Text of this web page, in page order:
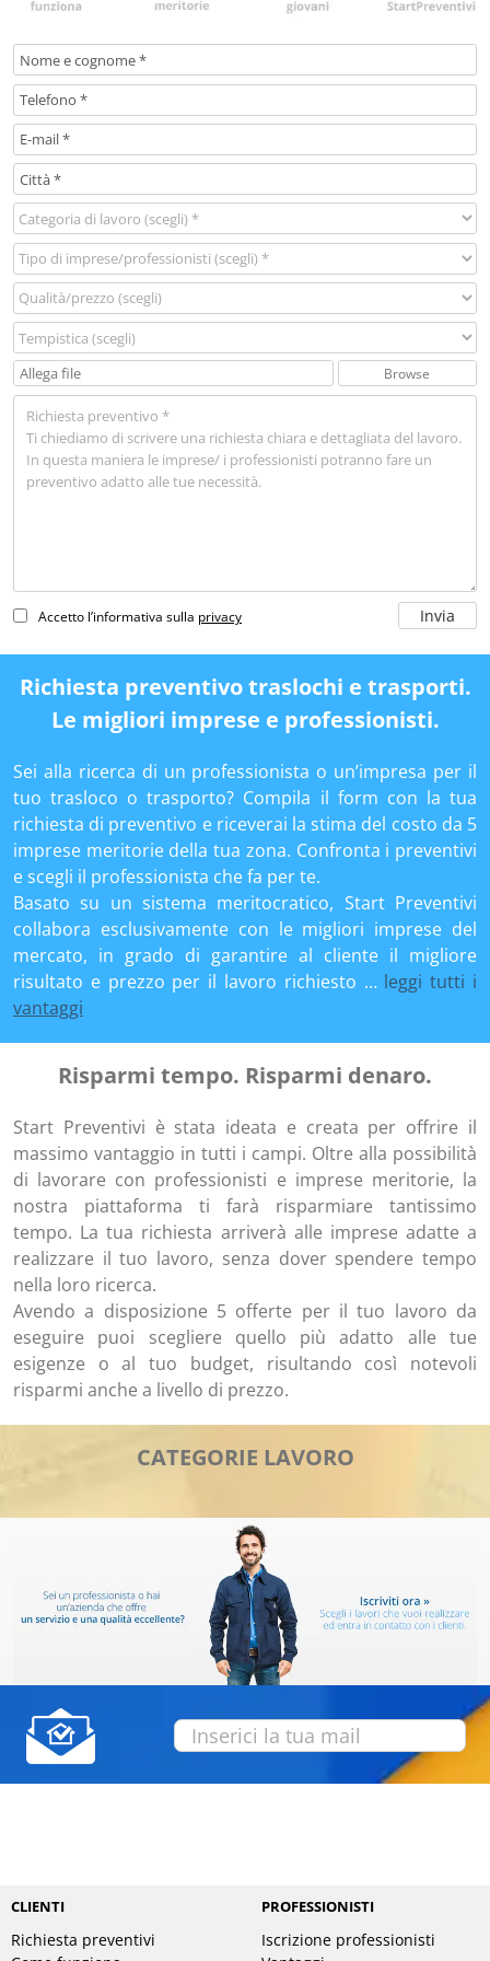
Browse
Accetto l’informativa sulla privacy
Richiesta preventivo traslochi e trasporti.
Le migliori imprese e professionisti.
Sei alla ricerca di un professionista o un’impresa per il
tuo trasloco o trasporto? Compila il form con la tua
richiesta di preventivo e riceverai la stima del costo da 5
imprese meritorie della tua zona. Confronta i preventivi
e scegli il professionista che fa per te.
Basato su un sistema meritocratico, Start Preventivi
collabora esclusivamente con le migliori imprese del
mercato, in grado di garantire al cliente il migliore
risultato e prezzo per il lavoro richiesto … leggi tutti i
vantaggi
Risparmi tempo. Risparmi denaro.
Start Preventivi è stata ideata e creata per offrire il
massimo vantaggio in tutti i campi. Oltre alla possibilità
di lavorare con professionisti e imprese meritorie, la
nostra piattaforma ti farà risparmiare tantissimo
tempo. La tua richiesta arriverà alle imprese adatte a
realizzare il tuo lavoro, senza dover spendere tempo
nella loro ricerca.
Avendo a disposizione 5 offerte per il tuo lavoro da
eseguire puoi scegliere quello più adatto alle tue
esigenze o al tuo budget, risultando così notevoli
risparmi anche a livello di prezzo.
CATEGORIE LAVORO
CLIENTI
Richiesta preventivi
PROFESSIONISTI
Iscrizione professionisti